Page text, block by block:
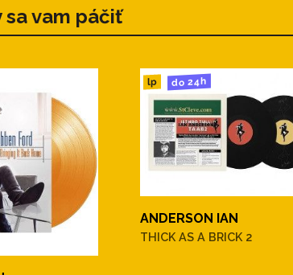
sa vam páčiť
lp do 24h
ANDERSON IAN
THICK AS A BRICK 2